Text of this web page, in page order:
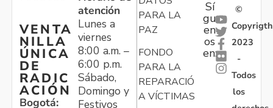
VENTA
NILLA
ÚNICA
DE
RADIC
ACIÓN
Bogotá:
atención
Lunes a
viernes
8:00 a.m. –
6:00 p.m.
Sábado,
Domingo y
Festivos
PARA LA
PAZ
FONDO
PARA LA
REPARACIÓN
A VÍCTIMAS
Sí
gu
en
os
en:
©
Copyrigth
2023
-
Todos
los